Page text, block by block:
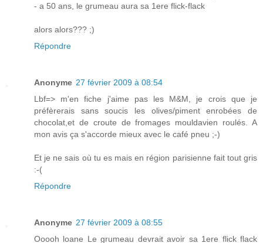
- a 50 ans, le grumeau aura sa 1ere flick-flack
alors alors??? ;)
Répondre
Anonyme 27 février 2009 à 08:54
Lbf=> m'en fiche j'aime pas les M&M, je crois que je
préfèrerais sans soucis les olives/piment enrobées de
chocolat,et de croute de fromages mouldavien roulés. A
mon avis ça s'accorde mieux avec le café pneu ;-)
Et je ne sais où tu es mais en région parisienne fait tout gris
:-(
Répondre
Anonyme 27 février 2009 à 08:55
Ooooh loane Le grumeau devrait avoir sa 1ere flick flack